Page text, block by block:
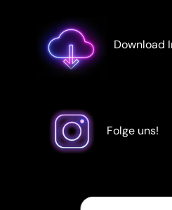
Download
Folge uns!